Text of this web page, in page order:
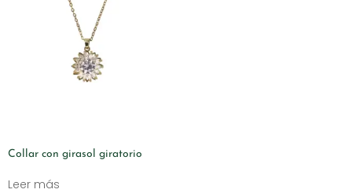
Collar con girasol giratorio
Leer más